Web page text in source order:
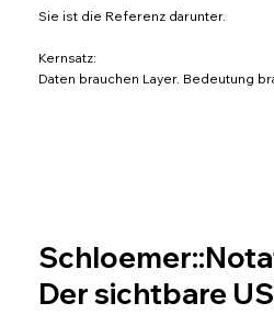
Sie ist die Referenz darunter.
Kernsatz:
Daten brauchen Layer. Bedeutung
Der sichtbare